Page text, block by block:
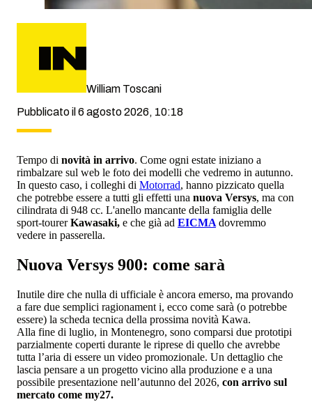
William Toscani
Pubblicato il 6 agosto 2026, 10:18
Tempo di novità in arrivo. Come ogni estate iniziano a
rimbalzare sul web le foto dei modelli che vedremo in autunno.
In questo caso, i colleghi di Motorrad, hanno pizzicato quella
che potrebbe essere a tutti gli effetti una nuova Versys, ma con
cilindrata di 948 cc. L'anello mancante della famiglia delle
sport-tourerKawasaki, e che già ad EICMA dovremmo
vedere in passerella.
Nuova Versys 900: come sarà
Inutile dire che nulla di ufficiale è ancora emerso, ma provando
a fare due semplici ragionament i, ecco come sarà (o potrebbe
essere) la scheda tecnica della prossima novità Kawa.
Alla fine di luglio, in Montenegro, sono comparsi due prototipi
parzialmente coperti durante le riprese di quello che avrebbe
tutta l’aria di essere un video promozionale. Un dettaglio che
lascia pensare a un progetto vicino alla produzione e a una
possibile presentazione nell’autunno del 2026, con arrivo sul
mercato come my27.